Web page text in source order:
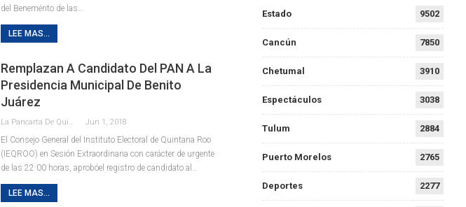
del Benemérito de las…
LEE MAS...
Remplazan A Candidato Del PAN A La
Presidencia Municipal De Benito
Juárez
Jun 1, 2018
El Consejo General del Instituto Electoral de Quintana Roo
(IEQROO) en Sesión Extraordinaria con carácter de urgente
de las 22:00 horas, aprobóel registro de candidato al…
LEE MAS...
Estado 9502
Cancún 7850
Chetumal 3910
Espectáculos 3038
Tulum 2884
Puerto Morelos 2765
Deportes 2277